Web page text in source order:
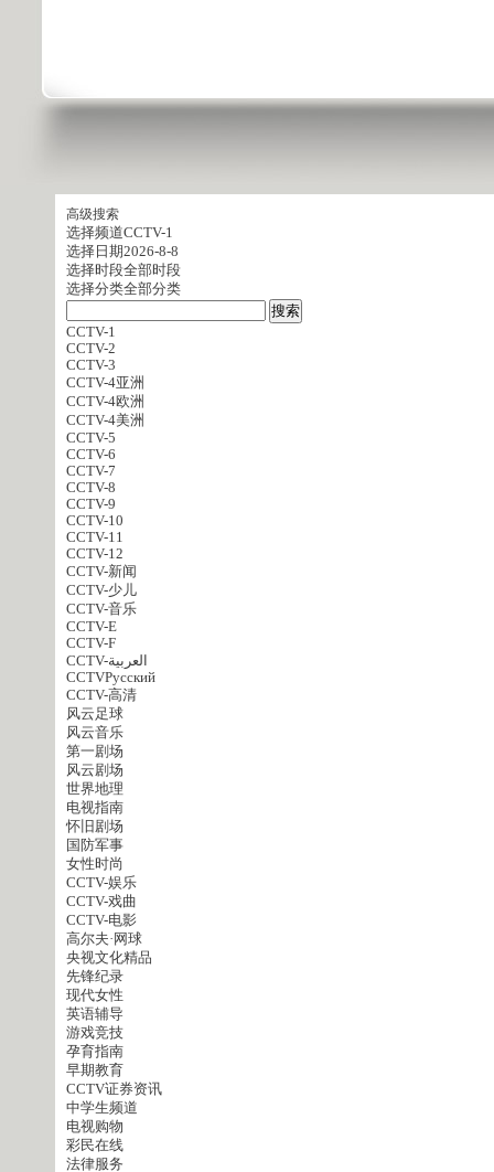
高级搜索
选择频道CCTV-1
选择日期2026-8-8
选择时段全部时段
选择分类全部分类
CCTV-1
CCTV-2
CCTV-3
CCTV-4亚洲
CCTV-4欧洲
CCTV-4美洲
CCTV-5
CCTV-6
CCTV-7
CCTV-8
CCTV-9
CCTV-10
CCTV-11
CCTV-12
CCTV-新闻
CCTV-少儿
CCTV-音乐
CCTV-E
CCTV-F
CCTV-العربية
CCTVPусский
CCTV-高清
风云足球
风云音乐
第一剧场
风云剧场
世界地理
电视指南
怀旧剧场
国防军事
女性时尚
CCTV-娱乐
CCTV-戏曲
CCTV-电影
高尔夫·网球
央视文化精品
先锋纪录
现代女性
英语辅导
游戏竞技
孕育指南
早期教育
CCTV证券资讯
中学生频道
电视购物
彩民在线
法律服务